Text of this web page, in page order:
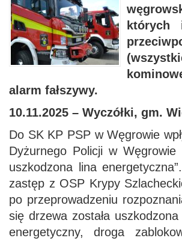
których
alarm fałszywy.
10.11.2025 – Wyczółki, gm.
Do SK KP PSP w Węgrowie
Dyżurnego Policji w
uszkodzona lina
zastęp z OSP Krypy
po przeprowadzeniu
się drzewa została
energetyczny, droga